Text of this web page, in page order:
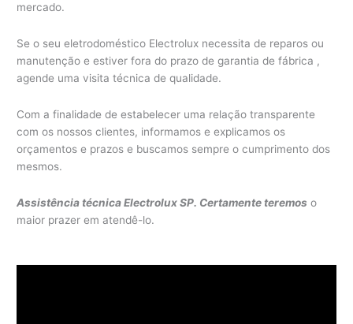
mercado.
Se o seu eletrodoméstico Electrolux necessita de reparos ou
manutenção e estiver fora do prazo de garantia de fábrica ,
agende uma visita técnica de qualidade.
Com a finalidade de estabelecer uma relação transparente
com os nossos clientes, informamos e explicamos os
orçamentos e prazos e buscamos sempre o cumprimento dos
mesmos.
Assistência técnica Electrolux SP. Certamente teremos o
maior prazer em atendê-lo.